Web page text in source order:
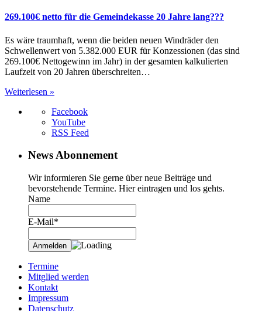
269.100€ netto für die Gemeindekasse 20 Jahre lang???
Es wäre traumhaft, wenn die beiden neuen Windräder den
Schwellenwert von 5.382.000 EUR für Konzessionen (das sind
269.100€ Nettogewinn im Jahr) in der gesamten kalkulierten
Laufzeit von 20 Jahren überschreiten…
Weiterlesen »
Facebook
YouTube
RSS Feed
News Abonnement
Wir informieren Sie gerne über neue Beiträge und
bevorstehende Termine. Hier eintragen und los gehts.
Name
E-Mail*
Termine
Mitglied werden
Kontakt
Impressum
Datenschutz